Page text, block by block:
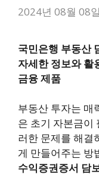
2024년 08월 08일
국민은행 부동산
자세한 정보와 활
금융 제품
부동산 투자는 매
은 초기 자본금이
러한 문제를 해결
게 만들어주는 방
수익증권증서 담